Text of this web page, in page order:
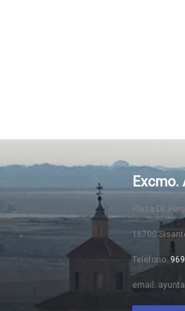
Excmo.
Plaza Dr.
16700
Teléfono:
email: